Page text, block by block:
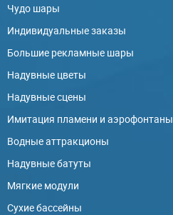
Чудо шары
Индивидуальные заказы
Большие рекламные шары
Надувные цветы
Надувные сцены
Имитация пламени и аэрофонтаны
Водные аттракционы
Надувные батуты
Мягкие модули
Сухие бассейны